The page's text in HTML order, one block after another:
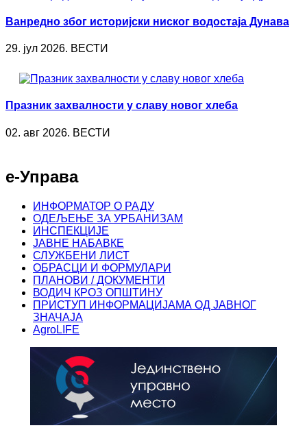
Ванредно због историјски ниског водостаја Дунава
29. јул 2026. ВЕСТИ
Празник захвалности у славу новог хлеба
02. авг 2026. ВЕСТИ
е-Управа
ИНФОРМАТОР О РАДУ
ОДЕЉЕЊЕ ЗА УРБАНИЗАМ
ИНСПЕКЦИЈЕ
ЈАВНЕ НАБАВКЕ
СЛУЖБЕНИ ЛИСТ
ОБРАСЦИ И ФОРМУЛАРИ
ПЛАНОВИ / ДОКУМЕНТИ
ВОДИЧ КРОЗ ОПШТИНУ
ПРИСТУП ИНФОРМАЦИЈАМА ОД ЈАВНОГ
ЗНАЧАЈА
AgroLIFE